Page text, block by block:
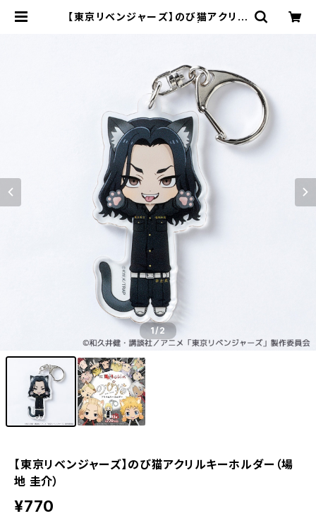
【東京リベンジャーズ】のび猫アクリル
1/2
【東京リベンジャーズ】のび猫アクリルキーホルダー（場
地 圭介）
¥770